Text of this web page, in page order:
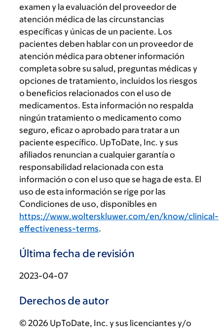
examen y la evaluación del proveedor de
atención médica de las circunstancias
específicas y únicas de un paciente. Los
pacientes deben hablar con un proveedor de
atención médica para obtener información
completa sobre su salud, preguntas médicas y
opciones de tratamiento, incluidos los riesgos
o beneficios relacionados con el uso de
medicamentos. Esta información no respalda
ningún tratamiento o medicamento como
seguro, eficaz o aprobado para tratar a un
paciente específico. UpToDate, Inc. y sus
afiliados renuncian a cualquier garantía o
responsabilidad relacionada con esta
información o con el uso que se haga de esta. El
uso de esta información se rige por las
Condiciones de uso, disponibles en
https://www.wolterskluwer.com/en/know/clinical-
effectiveness-terms.
Última fecha de revisión
2023-04-07
Derechos de autor
© 2026 UpToDate, Inc. y sus licenciantes y/o